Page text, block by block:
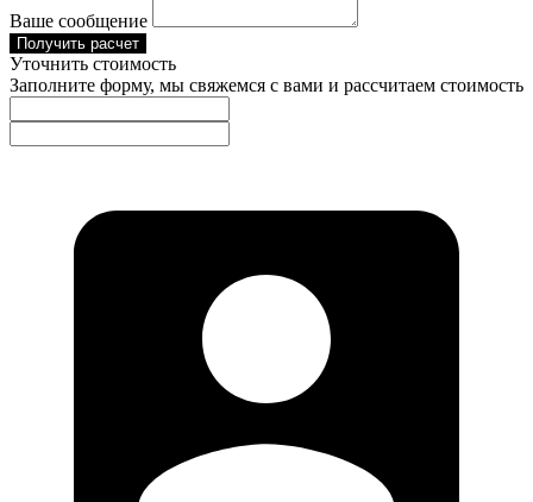
Ваше сообщение
Получить расчет
Уточнить стоимость
Заполните форму, мы свяжемся с вами и рассчитаем стоимость